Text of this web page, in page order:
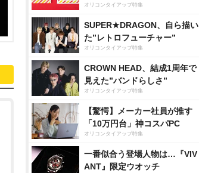
オリコンタイアップ特集
SUPER★DRAGON、自ら描い
た”レトロフューチャー”
オリコンタイアップ特集
CROWN HEAD、結成1周年で
見えた”バンドらしさ”
オリコンタイアップ特集
【驚愕】メーカー社員が推す
「10万円台」神コスパPC
オリコンタイアップ特集
一番似合う登場人物は…『VIV
ANT』限定ウオッチ